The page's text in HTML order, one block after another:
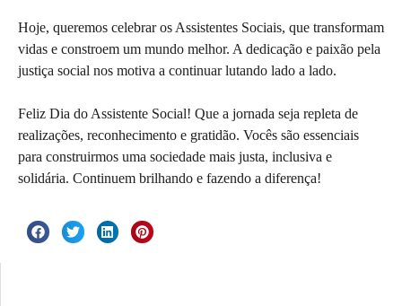
Hoje, queremos celebrar os Assistentes Sociais, que transformam
vidas e constroem um mundo melhor. A dedicação e paixão pela
justiça social nos motiva a continuar lutando lado a lado.
Feliz Dia do Assistente Social! Que a jornada seja repleta de
realizações, reconhecimento e gratidão. Vocês são essenciais
para construirmos uma sociedade mais justa, inclusiva e
solidária. Continuem brilhando e fazendo a diferença!